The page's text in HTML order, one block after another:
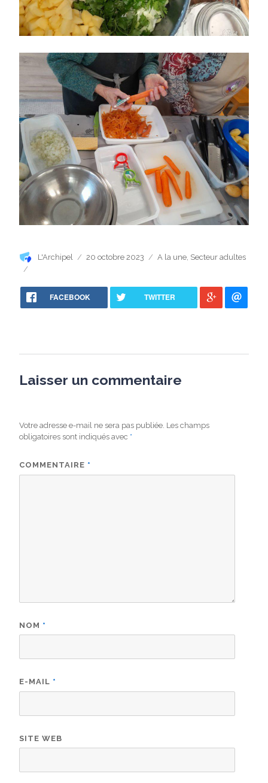
Auteur
L'Archipel
Publié
20 octobre 2023 Catégories
A la une, Secteur adultes
FACEBOOK TWITTER
Laisser un commentaire
Votre adresse e-mail ne sera pas publiée. Les champs
obligatoires sont indiqués avec *
COMMENTAIRE *
NOM *
E-MAIL *
SITE WEB